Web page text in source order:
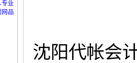
沈阳代帐会